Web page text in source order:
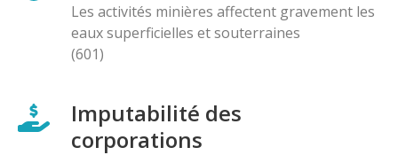
Les activités minières affectent gravement les
eaux superficielles et souterraines
(601)
Imputabilité des
corporations